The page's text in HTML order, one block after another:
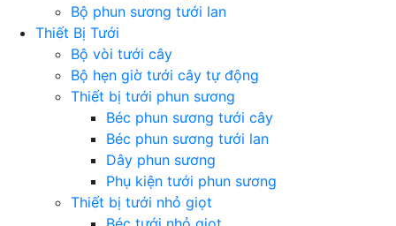
Bộ phun sương tưới lan
Thiết Bị Tưới
Bộ vòi tưới cây
Bộ hẹn giờ tưới cây tự động
Thiết bị tưới phun sương
Béc phun sương tưới cây
Béc phun sương tưới lan
Dây phun sương
Phụ kiện tưới phun sương
Thiết bị tưới nhỏ giọt